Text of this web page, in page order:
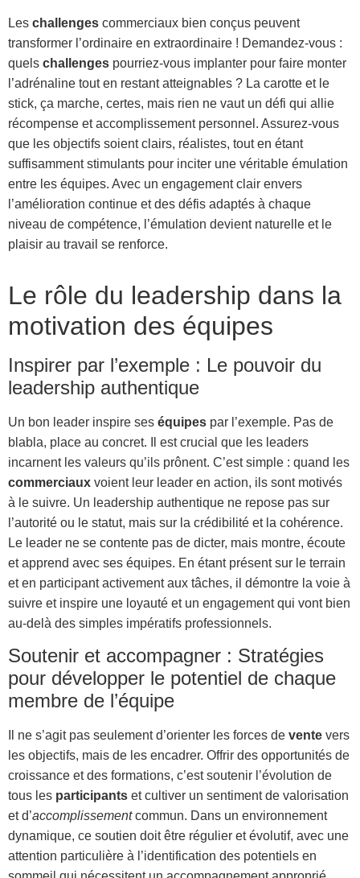
Les challenges commerciaux bien conçus peuvent
transformer l’ordinaire en extraordinaire ! Demandez-vous :
quels challenges pourriez-vous implanter pour faire monter
l’adrénaline tout en restant atteignables ? La carotte et le
stick, ça marche, certes, mais rien ne vaut un défi qui allie
récompense et accomplissement personnel. Assurez-vous
que les objectifs soient clairs, réalistes, tout en étant
suffisamment stimulants pour inciter une véritable émulation
entre les équipes. Avec un engagement clair envers
l’amélioration continue et des défis adaptés à chaque
niveau de compétence, l’émulation devient naturelle et le
plaisir au travail se renforce.
Le rôle du leadership dans la
motivation des équipes
Inspirer par l’exemple : Le pouvoir du
leadership authentique
Un bon leader inspire ses équipes par l’exemple. Pas de
blabla, place au concret. Il est crucial que les leaders
incarnent les valeurs qu’ils prônent. C’est simple : quand les
commerciaux voient leur leader en action, ils sont motivés
à le suivre. Un leadership authentique ne repose pas sur
l’autorité ou le statut, mais sur la crédibilité et la cohérence.
Le leader ne se contente pas de dicter, mais montre, écoute
et apprend avec ses équipes. En étant présent sur le terrain
et en participant activement aux tâches, il démontre la voie à
suivre et inspire une loyauté et un engagement qui vont bien
au-delà des simples impératifs professionnels.
Soutenir et accompagner : Stratégies
pour développer le potentiel de chaque
membre de l’équipe
Il ne s’agit pas seulement d’orienter les forces de vente vers
les objectifs, mais de les encadrer. Offrir des opportunités de
croissance et des formations, c’est soutenir l’évolution de
tous les participants et cultiver un sentiment de valorisation
et d’accomplissementcommun. Dans un environnement
dynamique, ce soutien doit être régulier et évolutif, avec une
attention particulière à l’identification des potentiels en